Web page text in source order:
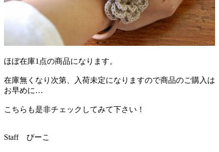
ほぼ在庫1点の商品になります。
在庫無くなり次第、入荷未定になりますので商品のご購入は
お早めに…
こちらも是非チェックしてみて下さい！
Staff ぴーこ